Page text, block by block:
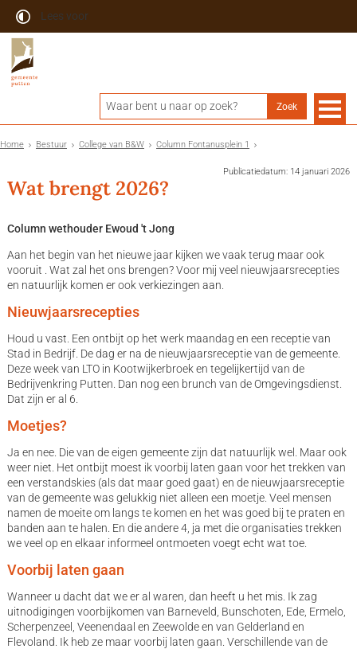
Lees voor
Home Bestuur College van B&W Column Fontanusplein 1
Wat brengt 2026?
Column wethouder Ewoud 't Jong
Aan het begin van het nieuwe jaar kijken we vaak terug maar ook
vooruit . Wat zal het ons brengen? Voor mij veel nieuwjaarsrecepties
en natuurlijk komen er ook verkiezingen aan.
Nieuwjaarsrecepties
Houd u vast. Een ontbijt op het werk maandag en een receptie van
Stad in Bedrijf. De dag er na de nieuwjaarsreceptie van de gemeente.
Deze week van LTO in Kootwijkerbroek en tegelijkertijd van de
Bedrijvenkring Putten. Dan nog een brunch van de Omgevingsdienst.
Dat zijn er al 6.
Moetjes?
Ja en nee. Die van de eigen gemeente zijn dat natuurlijk wel. Maar ook
weer niet. Het ontbijt moest ik voorbij laten gaan voor het trekken van
een verstandskies (als dat maar goed gaat) en de nieuwjaarsreceptie
van de gemeente was gelukkig niet alleen een moetje. Veel mensen
namen de moeite om langs te komen en het was goed bij te praten en
banden aan te halen. En die andere 4, ja met die organisaties trekken
we veel op en elkaar informeel ontmoeten voegt echt wat toe.
Voorbij laten gaan
Wanneer u dacht dat we er al waren, dan heeft u het mis. Ik zag
uitnodigingen voorbijkomen van Barneveld, Bunschoten, Ede, Ermelo,
Scherpenzeel, Veenendaal en Zeewolde en van Gelderland en
Flevoland. Ik heb ze maar voorbij laten gaan. Verschillende van de
Publicatiedatum: 14 januari 2026